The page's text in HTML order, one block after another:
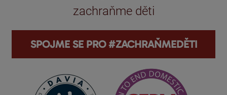
zachraňme děti
SPOJME SE PRO #ZACHRAŇMEDĚTI